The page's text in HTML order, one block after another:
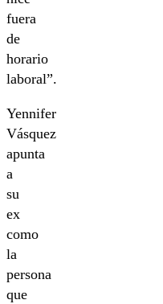
fuera
de
horario
laboral”.
Yennifer
Vásquez
apunta
a
su
ex
como
la
persona
que